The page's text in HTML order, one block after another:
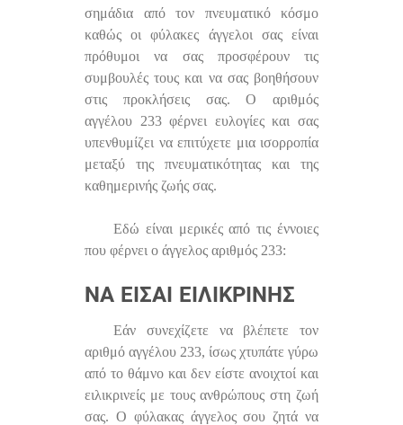
σημάδια από τον πνευματικό κόσμο
καθώς οι φύλακες άγγελοι σας είναι
πρόθυμοι να σας προσφέρουν τις
συμβουλές τους και να σας βοηθήσουν
στις προκλήσεις σας. Ο αριθμός
αγγέλου 233 φέρνει ευλογίες και σας
υπενθυμίζει να επιτύχετε μια ισορροπία
μεταξύ της πνευματικότητας και της
καθημερινής ζωής σας.
Εδώ είναι μερικές από τις έννοιες
που φέρνει ο άγγελος αριθμός 233:
ΝΑ ΕΊΣΑΙ ΕΙΛΙΚΡΙΝΉΣ
Εάν συνεχίζετε να βλέπετε τον
αριθμό αγγέλου 233, ίσως χτυπάτε γύρω
από το θάμνο και δεν είστε ανοιχτοί και
ειλικρινείς με τους ανθρώπους στη ζωή
σας. Ο φύλακας άγγελος σου ζητά να